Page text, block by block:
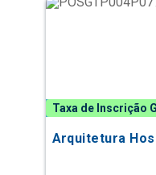
Taxa de Inscrição
Arquitetura